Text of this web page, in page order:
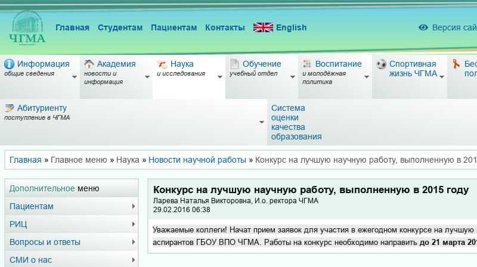
Главная Студентам Пациентам Контакты English Версия
Информация
общие сведения
Академия
новости и
информация
Наука
и исследования
Обучение
учебный отдел
Воспитание
и молодёжная
политика
Спортивная
жизнь ЧГМА
Абитуриенту
поступление в ЧГМА
Система
оценки
качества
образования
Главная » Главное меню » Наука » Новости научной работы » Конкурс на лучшую научную работу, выполненную в
Дополнительное меню
Пациентам
РИЦ
Вопросы и ответы
СМИ о нас
Конкурс на лучшую научную работу, выполненную в 2015 году
Ларева Наталья Викторовна, И.о. ректора ЧГМА
29.02.2016 06:38
Уважаемые коллеги! Начат прием заявок для участия в ежегодном конкурсе на
аспирантов ГБОУ ВПО ЧГМА. Работы на конкурс необходимо направить до 21 марта